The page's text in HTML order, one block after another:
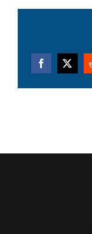
Facebook
X